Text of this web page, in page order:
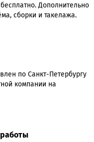
Дополнительно
сборки и такелажа.
по Санкт-Петербургу
компании на